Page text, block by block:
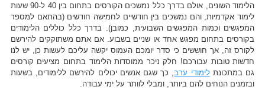
הלימוד השונים, אולם בדרך כלל נמשכים הקורסים בתחום בין 40 ל-90 שעות
לימוד אקדמיות, והם נמשכים בין חודשיים לחמישה חודשים (בהתאם למספר
המפגשים וכמות המפגשים השבועית, כמובן). בדרך כלל כוללים הלימודים
בקורסים בתחום מפגש אחד או שניים בשבוע. אם אתם משתוקקים להירשם
לקורס זה, אך חוששים כי סדר יומכם העמוס יקשה עליכם לעשות כן, יש לנו
חדשות טובות עבורכם! חלק ניכר ממוסדות הלימוד בתחום מציעים קורסים
גם במתכונתלימודי ערב, כך שגם אנשים יכולים להירשם ללימודים, בשעות
ובזמנים הנוחים להם ביותר, ומבלי לוותר על ימי עבודה.